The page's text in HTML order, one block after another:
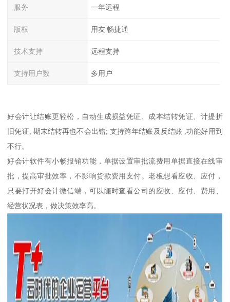
服务 一年远程
版权 用友|畅捷通
技术支持 远程支持
支持用户数 多用户
好会计让结账更轻松，自动生成损益凭证、成本结转凭证、计提折
旧凭证, 期末结转再也不会出错; 支持跨年结账及反结账 ,功能好用到
不行。
好会计软件有小畅报销功能，单据设置审批流费用单据直接在线审
批，提高审批效率，不影响货款费用支付。老板想看应收、应付，
只要打开好会计微信端，可以随时查看公司的应收、应付、费用、
经营状况表，做决策效率高。